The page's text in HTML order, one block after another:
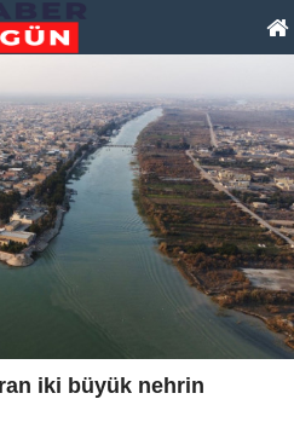
iki büyük nehrin